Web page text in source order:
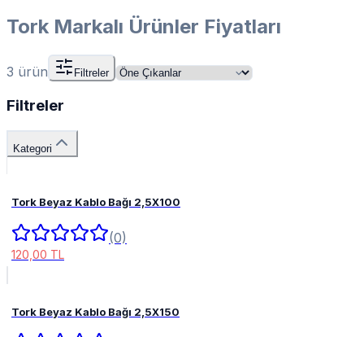
Tork Markalı Ürünler Fiyatları
3 ürün Filtreler
Filtreler
Kategori
Tork Beyaz Kablo Bağı 2,5X100
(0)
120,00 TL
Tork Beyaz Kablo Bağı 2,5X150